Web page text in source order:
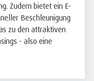
Zudem bietet ein E-
Beschleunigung
zu den attraktiven
- also eine